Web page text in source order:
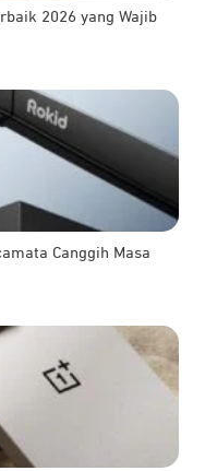
2026 yang Wajib
Canggih Masa